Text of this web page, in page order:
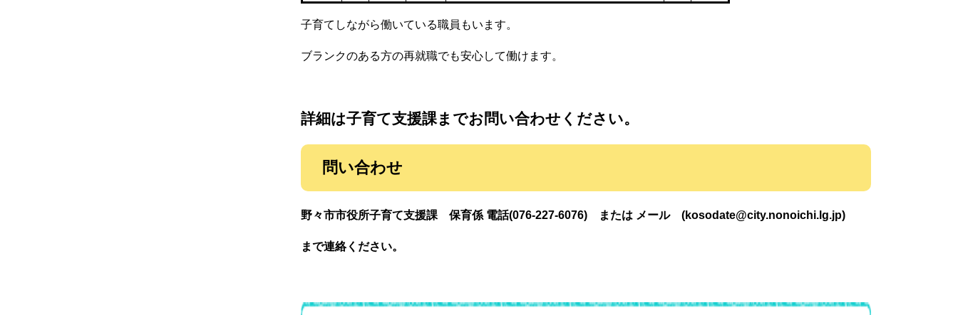
子育てしながら働いている職員もいます。
ブランクのある方の再就職でも安心して働けます。
詳細は子育て支援課までお問い合わせください。
問い合わせ
野々市市役所子育て支援課 保育係 電話(076-227-6076) または メール (kosodate@city.nonoichi.lg.jp)
まで連絡ください。